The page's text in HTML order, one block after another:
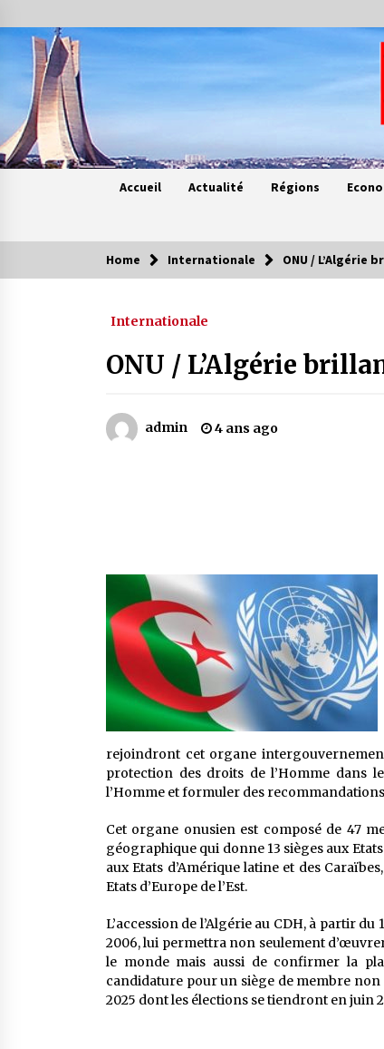
to
content
Accueil Actualité Régions
Contes de chez nous
4 ans ago
des montagnards
Un conte targui/ Quand la tête
5 ans ago
Home Internationale ONU / L’Algérie
Internationale
ONU / L’Algérie
admin 4 ans ago
rejoindront cet organe
protection des droits de l’Homme dans
l’Homme et formuler des
Cet organe onusien est composé de 47
géographique qui donne 13 sièges aux
aux Etats d’Amérique latine et des
Etats d’Europe de l’Est.
L’accession de l’Algérie au CDH, à partir
2006, lui permettra non seulement
le monde mais aussi de confirmer la
candidature pour un siège de membre non
2025 dont les élections se tiendront en juin